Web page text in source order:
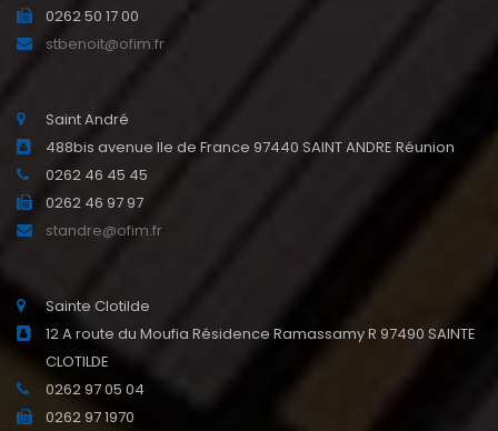
0262 50 17 00
stbenoit@ofim.fr
Saint André
488bis avenue Ile de France 97440 SAINT ANDRE Réunion
0262 46 45 45
0262 46 97 97
standre@ofim.fr
Sainte Clotilde
12 A route du Moufia Résidence Ramassamy R 97490 SAINTE
CLOTILDE
0262 97 05 04
0262 97 1970